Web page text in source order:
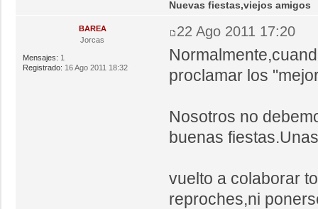
BAREA
Jorcas
Mensajes: 1
Registrado: 16 Ago 2011 18:32
Nuevas fiestas,viejos amigos
22 Ago 2011 17:20
proclamar los
Nosotros no
buenas
vuelto a colaborar
reproches,ni